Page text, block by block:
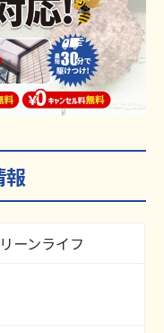
報
ーンライフ